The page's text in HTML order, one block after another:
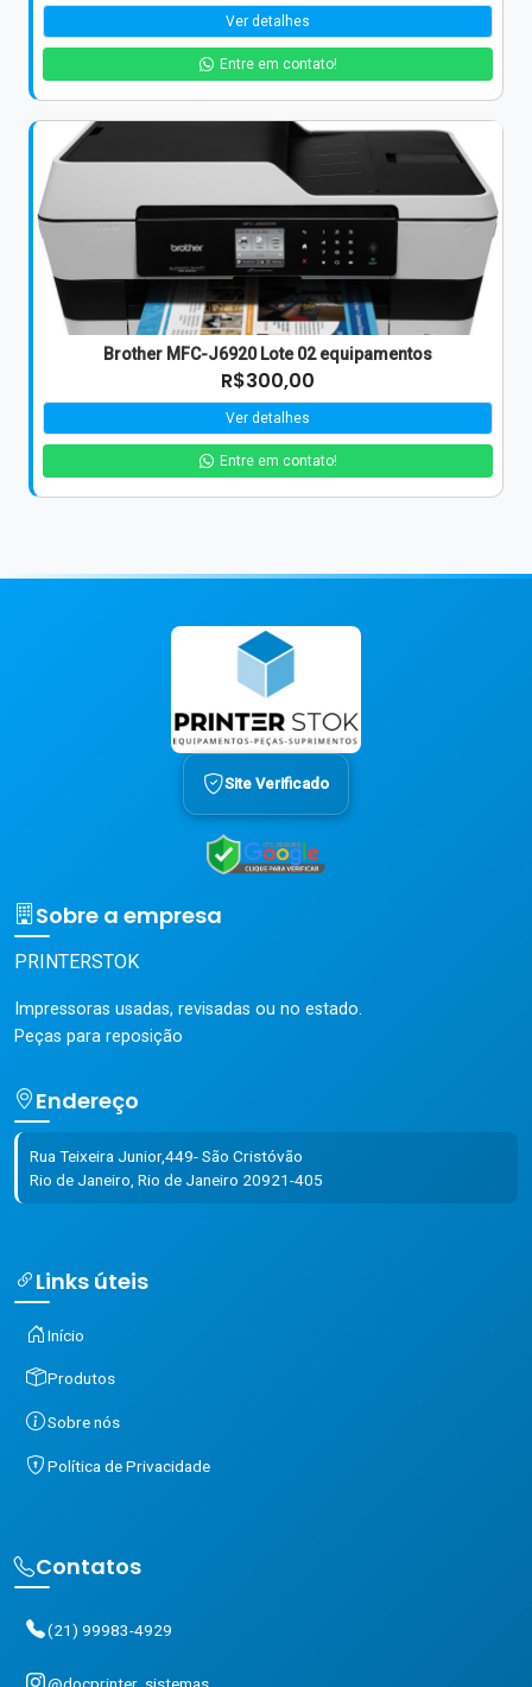
Ver detalhes
Entre em contato!
Brother MFC-J6920 Lote 02 equipamentos
R$300,00
Ver detalhes
Entre em contato!
Site Verificado
Sobre a empresa
PRINTERSTOK
Impressoras usadas, revisadas ou no estado.
Peças para reposição
Endereço
Rua Teixeira Junior,449- São Cristóvão
Rio de Janeiro, Rio de Janeiro 20921-405
Links úteis
Início
Produtos
Sobre nós
Política de Privacidade
Contatos
(21) 99983-4929
@docprinter_sistemas